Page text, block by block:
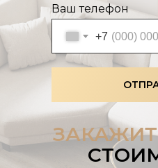
Ваш телефон
+7